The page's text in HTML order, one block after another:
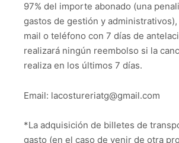
97% del importe abonado (una
gastos de gestión y
mail o teléfono con 7 días de
realizará ningún reembolso si la
realiza en los últimos 7 días.
Email: lacostureriatg@gmail.com
*La adquisición de billetes de
gasto (en el caso de venir de otra